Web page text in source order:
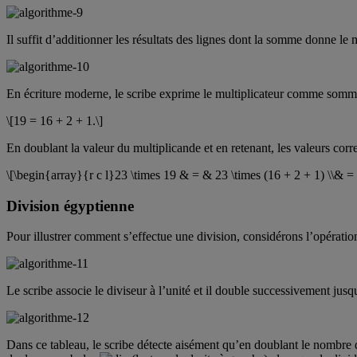
Il suffit d’additionner les résultats des lignes dont la somme donne le
En écriture moderne, le scribe exprime le multiplicateur comme
\[19 = 16 + 2 + 1.\]
En doublant la valeur du multiplicande et en retenant, les valeurs
\[\begin{array}{r c l}23 \times 19 & = & 23 \times (16 + 2 + 1) \\&
Division égyptienne
Pour illustrer comment s’effectue une division, considérons
Le scribe associe le diviseur à l’unité et il double successivement
Dans ce tableau, le scribe détecte aisément qu’en doublant le